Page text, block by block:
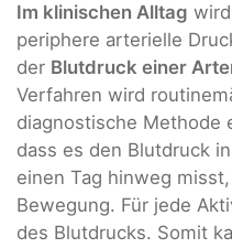
Im klinischen Alltag
periphere arterielle
der Blutdruck einer
Verfahren wird
diagnostische Methode
dass es den Blutdruck
einen Tag hinweg
Bewegung. Für jede
des Blutdrucks. Somit